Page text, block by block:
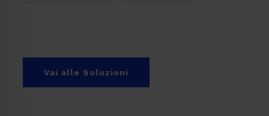
Vai alle Soluzioni